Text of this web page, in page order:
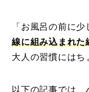
「お風呂の前に
線に組み込まれた
大人の習慣にはち
以下の記事では